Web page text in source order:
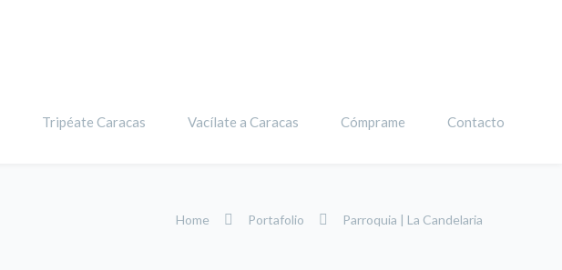
Tripéate Caracas Vacílate a Caracas Cómprame Contacto
Home Portafolio Parroquia | La Candelaria